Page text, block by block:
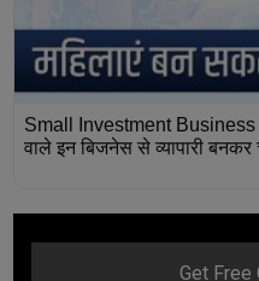
Small Investment Business
वाले इन बिजनेस से व्यापारी